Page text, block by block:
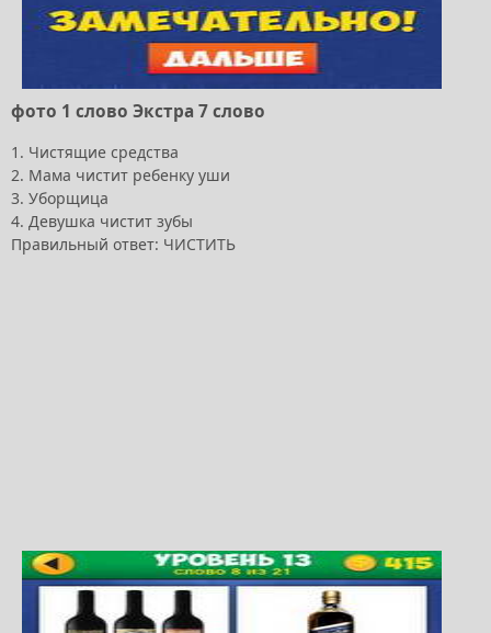
фото 1 слово Экстра 7 слово
1. Чистящие средства
2. Мама чистит ребенку уши
3. Уборщица
4. Девушка чистит зубы
Правильный ответ: ЧИСТИТЬ